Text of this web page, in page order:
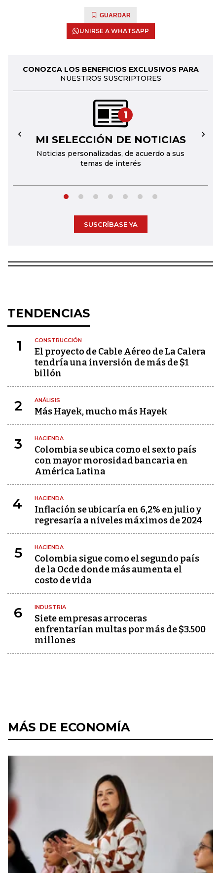
GUARDAR
UNIRSE A WHATSAPP
CONOZCA LOS BENEFICIOS EXCLUSIVOS PARA
NUESTROS SUSCRIPTORES
1
MI SELECCIÓN DE NOTICIAS
Noticias personalizadas, de acuerdo a sus
temas de interés
← →
SUSCRÍBASE YA
TENDENCIAS
1 CONSTRUCCIÓN
El proyecto de Cable Aéreo de La Calera
tendría una inversión de más de $1
billón
2 ANÁLISIS
Más Hayek, mucho más Hayek
3 HACIENDA
Colombia se ubica como el sexto país
con mayor morosidad bancaria en
América Latina
4 HACIENDA
Inflación se ubicaría en 6,2% en julio y
regresaría a niveles máximos de 2024
5 HACIENDA
Colombia sigue como el segundo país
de la Ocde donde más aumenta el
costo de vida
6 INDUSTRIA
Siete empresas arroceras
enfrentarían multas por más de $3.500
millones
MÁS DE ECONOMÍA